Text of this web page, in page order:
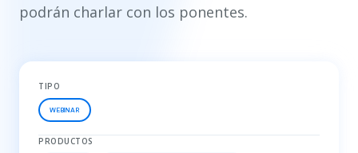
podrán charlar con los ponentes.
TIPO
WEBINAR
PRODUCTOS